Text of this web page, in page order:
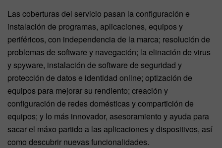
Las coberturas del servicio pasan la configuración e
instalación de programas, aplicaciones, equipos y
periféricos, con independencia de la marca; resolución de
problemas de software y navegación; la elinación de virus
y spyware, instalación de software de seguridad y
protección de datos e identidad online; optización de
equipos para mejorar su rendiento; creación y
configuración de redes domésticas y compartición de
equipos; y lo más innovador, asesoramiento y ayuda para
sacar el máxo partido a las aplicaciones y dispositivos, así
como descubrir nuevas funcionalidades.